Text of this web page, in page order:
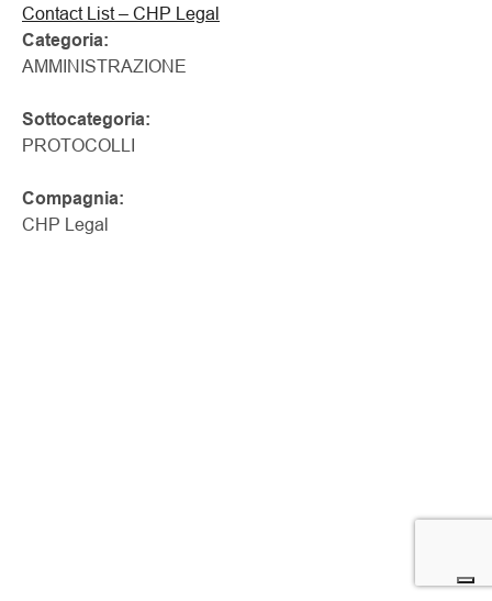
Contact List – CHP Legal
Categoria:
AMMINISTRAZIONE
Sottocategoria:
PROTOCOLLI
Compagnia:
CHP Legal